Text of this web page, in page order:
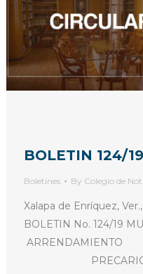
BOLETIN 124/19
Boletines By Colegio de
Xalapa de Enríquez,
BOLETIN No.
PRECARIO